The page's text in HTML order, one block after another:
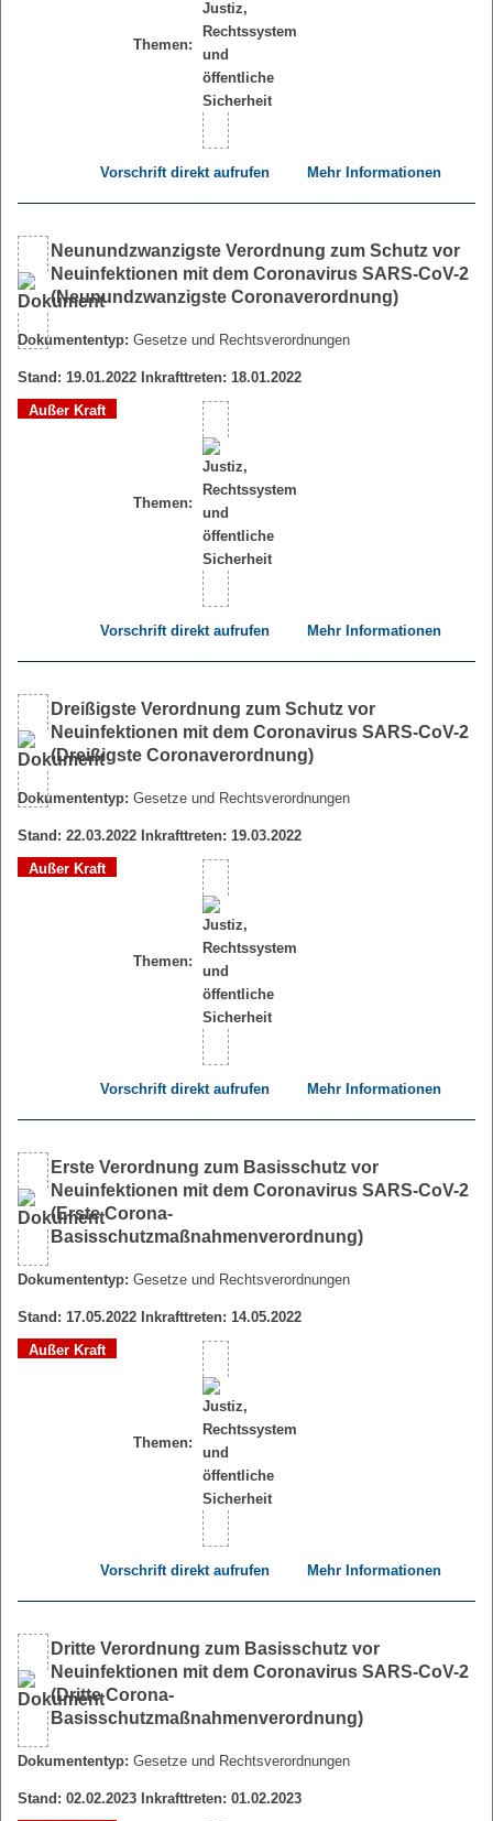
Themen:
Vorschrift direkt aufrufen Mehr Informationen
Neunundzwanzigste Verordnung zum Schutz vor
Neuinfektionen mit dem Coronavirus SARS-CoV-2
(Neunundzwanzigste Coronaverordnung)
Dokumententyp: Gesetze und Rechtsverordnungen
Stand: 19.01.2022 Inkrafttreten: 18.01.2022
Außer Kraft
Themen:
Vorschrift direkt aufrufen Mehr Informationen
Dreißigste Verordnung zum Schutz vor
Neuinfektionen mit dem Coronavirus SARS-CoV-2
(Dreißigste Coronaverordnung)
Dokumententyp: Gesetze und Rechtsverordnungen
Stand: 22.03.2022 Inkrafttreten: 19.03.2022
Außer Kraft
Themen:
Vorschrift direkt aufrufen Mehr Informationen
Erste Verordnung zum Basisschutz vor
Neuinfektionen mit dem Coronavirus SARS-CoV-2
(Erste Corona-
Basisschutzmaßnahmenverordnung)
Dokumententyp: Gesetze und Rechtsverordnungen
Stand: 17.05.2022 Inkrafttreten: 14.05.2022
Außer Kraft
Themen:
Vorschrift direkt aufrufen Mehr Informationen
Dritte Verordnung zum Basisschutz vor
Neuinfektionen mit dem Coronavirus SARS-CoV-2
(Dritte Corona-
Basisschutzmaßnahmenverordnung)
Dokumententyp: Gesetze und Rechtsverordnungen
Stand: 02.02.2023 Inkrafttreten: 01.02.2023